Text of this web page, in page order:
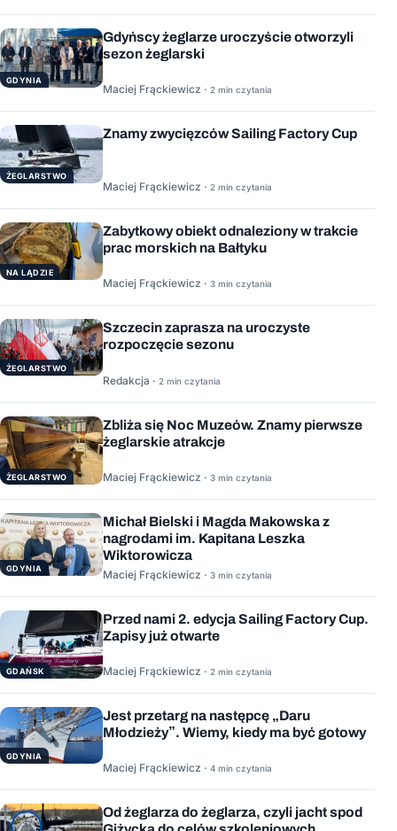
GDYNIA
Gdyńscy żeglarze uroczyście otworzyli
sezon żeglarski
Maciej Frąckiewicz · 2 min czytania
ŻEGLARSTWO
Znamy zwycięzców Sailing Factory Cup
Maciej Frąckiewicz · 2 min czytania
NA LĄDZIE
Zabytkowy obiekt odnaleziony w trakcie
prac morskich na Bałtyku
Maciej Frąckiewicz · 3 min czytania
ŻEGLARSTWO
Szczecin zaprasza na uroczyste
rozpoczęcie sezonu
Redakcja · 2 min czytania
ŻEGLARSTWO
Zbliża się Noc Muzeów. Znamy pierwsze
żeglarskie atrakcje
Maciej Frąckiewicz · 3 min czytania
GDYNIA
Michał Bielski i Magda Makowska z
nagrodami im. Kapitana Leszka
Wiktorowicza
Maciej Frąckiewicz · 3 min czytania
GDAŃSK
Przed nami 2. edycja Sailing Factory Cup.
Zapisy już otwarte
Maciej Frąckiewicz · 2 min czytania
GDYNIA
Jest przetarg na następcę „Daru
Młodzieży”. Wiemy, kiedy ma być gotowy
Maciej Frąckiewicz · 4 min czytania
Od żeglarza do żeglarza, czyli jacht spod